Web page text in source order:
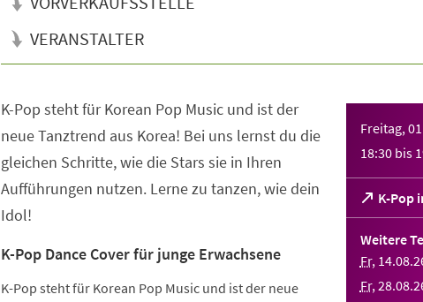
VERANSTALTER
Freitag,
18:30 bis
K-Pop
(Öffnet
in
einem
Tab)
Weitere
Fr, 14.08.
Fr,28.08.
K-Pop steht für Korean Pop Music und ist der
neue Tanztrend aus Korea! Bei uns lernst du die
gleichen Schritte, wie die Stars sie in Ihren
Aufführungen nutzen. Lerne zu tanzen, wie dein
Idol!
K-Pop Dance Cover für junge Erwachsene
K-Pop steht für Korean Pop Music und ist der neue